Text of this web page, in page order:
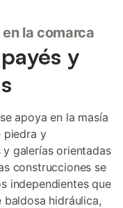
la comarca
y
apoya en la masía
piedra y
galerías orientadas
construcciones se
independientes que
hidráulica,